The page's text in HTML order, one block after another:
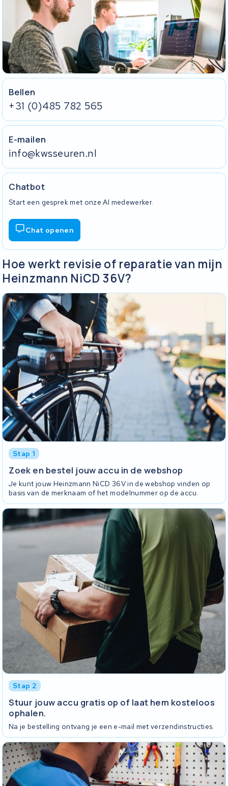
Bellen
+31 (0)485 782 565
E-mailen
info@kwsseuren.nl
Chatbot
Start een gesprek met onze AI medewerker.
Chat openen
Hoe werkt revisie of reparatie van mijn
Heinzmann NiCD 36V?
Stap 1
Zoek en bestel jouw accu in de webshop
Je kunt jouw Heinzmann NiCD 36V in de webshop vinden op
basis van de merknaam of het modelnummer op de accu.
Stap 2
Stuur jouw accu gratis op of laat hem kosteloos
ophalen.
Na je bestelling ontvang je een e-mail met verzendinstructies.